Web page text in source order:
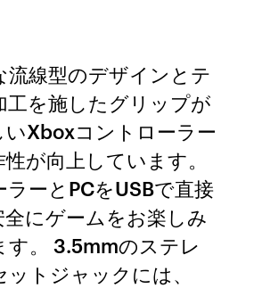
流線型のデザインとテ
工を施したグリップが
いXboxコントローラー
が向上しています。
ラーとPCをUSBで直接
にゲームをお楽しみ
す。 3.5mmのステレ
トジャックには、